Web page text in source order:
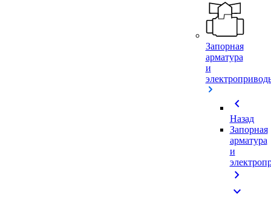
Запорная
арматура
и
chevron_left
Назад
Запорная
арматура
и
chevron_right
expand_more